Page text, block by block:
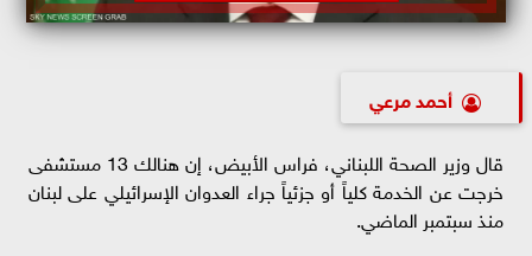
أحمد مرعي
قال وزير الصحة اللبناني، فراس الأبيض، إن هنالك 13 مستشفى
خرجت عن الخدمة كلياً أو جزئياً جراء العدوان الإسرائيلي على لبنان
منذ سبتمبر الماضي.